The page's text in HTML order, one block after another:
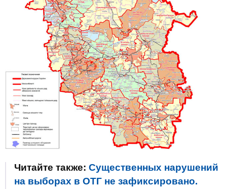
Читайте также: Существенных нарушений
на выборах в ОТГ не зафиксировано.